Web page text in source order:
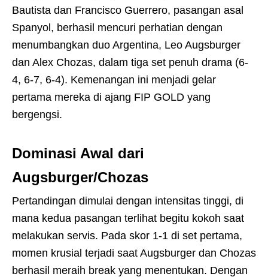
Bautista dan Francisco Guerrero, pasangan asal
Spanyol, berhasil mencuri perhatian dengan
menumbangkan duo Argentina, Leo Augsburger
dan Alex Chozas, dalam tiga set penuh drama (6-
4, 6-7, 6-4). Kemenangan ini menjadi gelar
pertama mereka di ajang FIP GOLD yang
bergengsi.
Dominasi Awal dari
Augsburger/Chozas
Pertandingan dimulai dengan intensitas tinggi, di
mana kedua pasangan terlihat begitu kokoh saat
melakukan servis. Pada skor 1-1 di set pertama,
momen krusial terjadi saat Augsburger dan Chozas
berhasil meraih break yang menentukan. Dengan